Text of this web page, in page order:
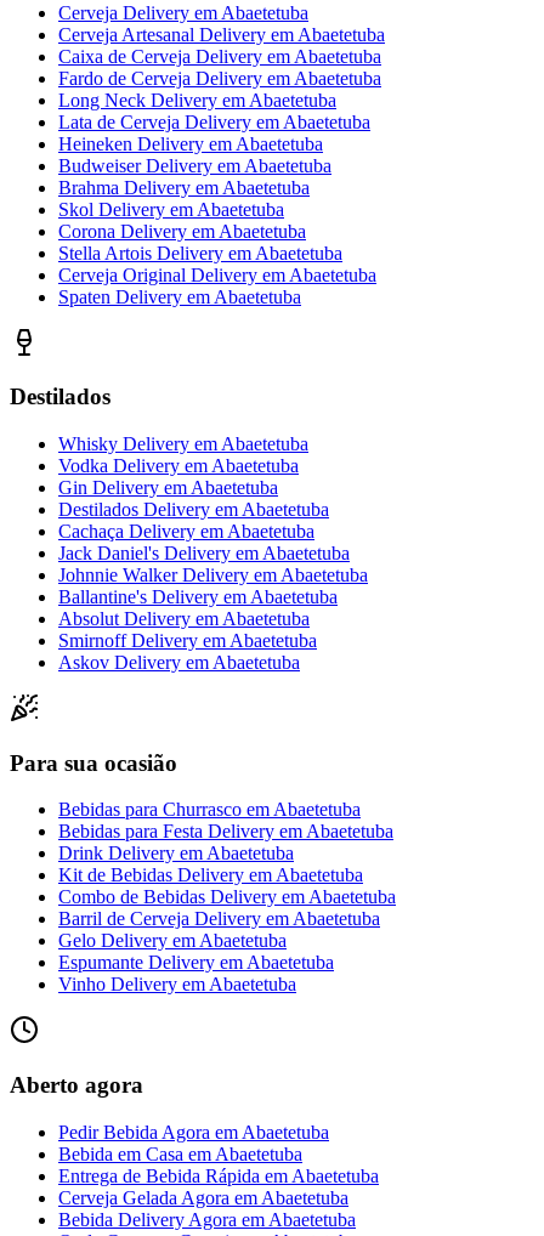
Cerveja Delivery em Abaetetuba
Cerveja Artesanal Delivery em Abaetetuba
Caixa de Cerveja Delivery em Abaetetuba
Fardo de Cerveja Delivery em Abaetetuba
Long Neck Delivery em Abaetetuba
Lata de Cerveja Delivery em Abaetetuba
Heineken Delivery em Abaetetuba
Budweiser Delivery em Abaetetuba
Brahma Delivery em Abaetetuba
Skol Delivery em Abaetetuba
Corona Delivery em Abaetetuba
Stella Artois Delivery em Abaetetuba
Cerveja Original Delivery em Abaetetuba
Spaten Delivery em Abaetetuba
Destilados
Whisky Delivery em Abaetetuba
Vodka Delivery em Abaetetuba
Gin Delivery em Abaetetuba
Destilados Delivery em Abaetetuba
Cachaça Delivery em Abaetetuba
Jack Daniel's Delivery em Abaetetuba
Johnnie Walker Delivery em Abaetetuba
Ballantine's Delivery em Abaetetuba
Absolut Delivery em Abaetetuba
Smirnoff Delivery em Abaetetuba
Askov Delivery em Abaetetuba
Para sua ocasião
Bebidas para Churrasco emAbaetetuba
Bebidas para Festa Delivery emAbaetetuba
Drink Delivery emAbaetetuba
Kit de Bebidas Delivery emAbaetetuba
Combo de Bebidas Delivery emAbaetetuba
Barril de Cerveja Delivery emAbaetetuba
Gelo Delivery emAbaetetuba
Espumante Delivery emAbaetetuba
Vinho Delivery emAbaetetuba
Aberto agora
Pedir Bebida Agora em Abaetetuba
Bebida em Casa em Abaetetuba
Entrega de Bebida Rápida em Abaetetuba
Cerveja Gelada Agora em Abaetetuba
Bebida Delivery Agora em Abaetetuba